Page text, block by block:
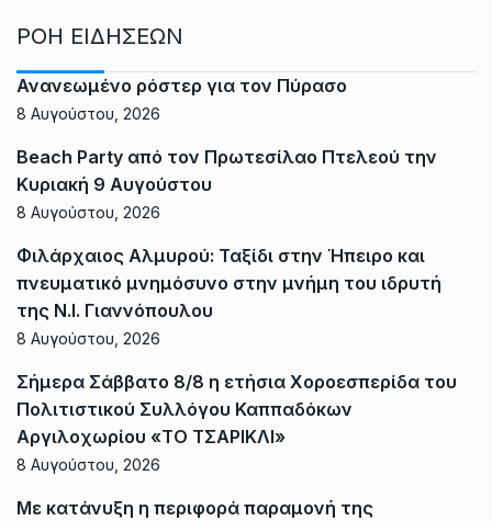
ΡΟΗ ΕΙΔΗΣΕΩΝ
Ανανεωμένο ρόστερ για τον Πύρασο
8 Αυγούστου, 2026
Beach Party από τον Πρωτεσίλαο Πτελεού την
Κυριακή 9 Αυγούστου
8 Αυγούστου, 2026
Φιλάρχαιος Αλμυρού: Ταξίδι στην Ήπειρο και
πνευματικό μνημόσυνο στην μνήμη του ιδρυτή
της Ν.Ι. Γιαννόπουλου
8 Αυγούστου, 2026
Σήμερα Σάββατο 8/8 η ετήσια Χοροεσπερίδα του
Πολιτιστικού Συλλόγου Καππαδόκων
Αργιλοχωρίου «ΤΟ ΤΣΑΡΙΚΛΙ»
8 Αυγούστου, 2026
Με κατάνυξη η περιφορά παραμονή της